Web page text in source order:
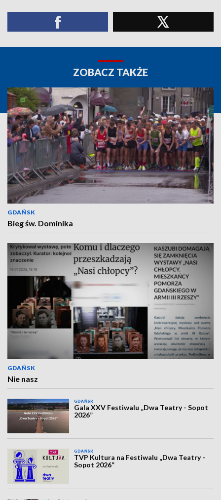
ZOBACZ TAKŻE
GDAŃSK
Bieg św. Dominika
GDAŃSK
Nie nasz
GDAŃSK
Gala XXV Festiwalu „Dwa Teatry - Sopot
2026”
GDAŃSK
TVP Kultura na Festiwalu „Dwa Teatry -
Sopot 2026”